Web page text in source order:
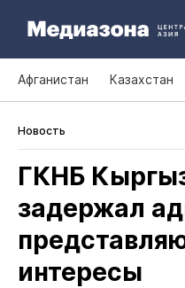
Афганистан Казахстан
Новость
ГКНБ
задержал
интересы